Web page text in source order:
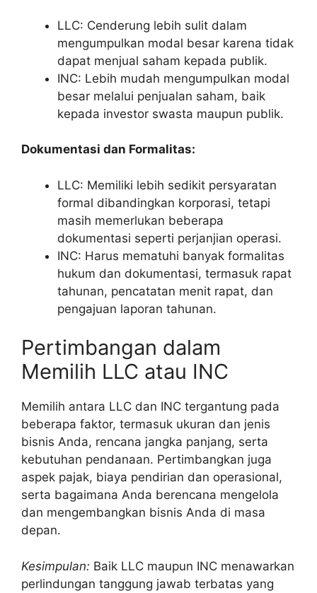
LLC: Cenderung lebih sulit dalam
mengumpulkan modal besar karena tidak
dapat menjual saham kepada publik.
INC: Lebih mudah mengumpulkan modal
besar melalui penjualan saham, baik
kepada investor swasta maupun publik.
Dokumentasi dan Formalitas:
LLC: Memiliki lebih sedikit persyaratan
formal dibandingkan korporasi, tetapi
masih memerlukan beberapa
dokumentasi seperti perjanjian operasi.
INC: Harus mematuhi banyak formalitas
hukum dan dokumentasi, termasuk rapat
tahunan, pencatatan menit rapat, dan
pengajuan laporan tahunan.
Pertimbangan dalam
Memilih LLC atau INC
Memilih antara LLC dan INC tergantung pada
beberapa faktor, termasuk ukuran dan jenis
bisnis Anda, rencana jangka panjang, serta
kebutuhan pendanaan. Pertimbangkan juga
aspek pajak, biaya pendirian dan operasional,
serta bagaimana Anda berencana mengelola
dan mengembangkan bisnis Anda di masa
depan.
Kesimpulan: Baik LLC maupun INC menawarkan
perlindungan tanggung jawab terbatas yang